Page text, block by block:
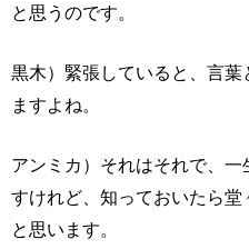
と思うのです。
黒木）緊張していると、言
ますよね。
アンミカ）それはそれで、
すけれど、知っておいたら堂
と思います。